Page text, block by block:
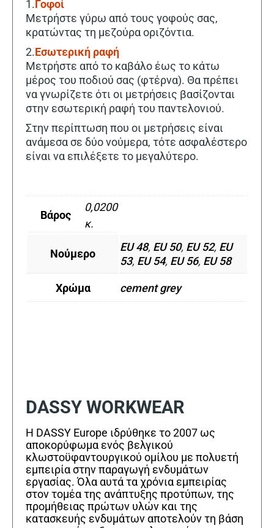
1.Γοφοί
Μετρήστε γύρω από τους γοφούς σας,
κρατώντας τη μεζούρα οριζόντια.
2.Εσωτερική ραφή
Μετρήστε από το καβάλο έως το κάτω
μέρος του ποδιού σας (φτέρνα). Θα πρέπει
να γνωρίζετε ότι οι μετρήσεις βασίζονται
στην εσωτερική ραφή του παντελονιού.
Στην περίπτωση που οι μετρήσεις είναι
ανάμεσα σε δύο νούμερα, τότε ασφαλέστερο
είναι να επιλέξετε το μεγαλύτερο.
Βάρος
0,0200
κ.
Νούμερο
EU 48, EU 50, EU 52, EU
53, EU 54, EU 56, EU 58
Χρώμα cement grey
DASSY WORKWEAR
Η DASSY Europe ιδρύθηκε το 2007 ως
αποκορύφωμα ενός βελγικού
κλωστοϋφαντουργικού ομίλου με πολυετή
εμπειρία στην παραγωγή ενδυμάτων
εργασίας. Όλα αυτά τα χρόνια εμπειρίας
στον τομέα της ανάπτυξης προτύπων, της
προμήθειας πρώτων υλών και της
κατασκευής ενδυμάτων αποτελούν τη βάση